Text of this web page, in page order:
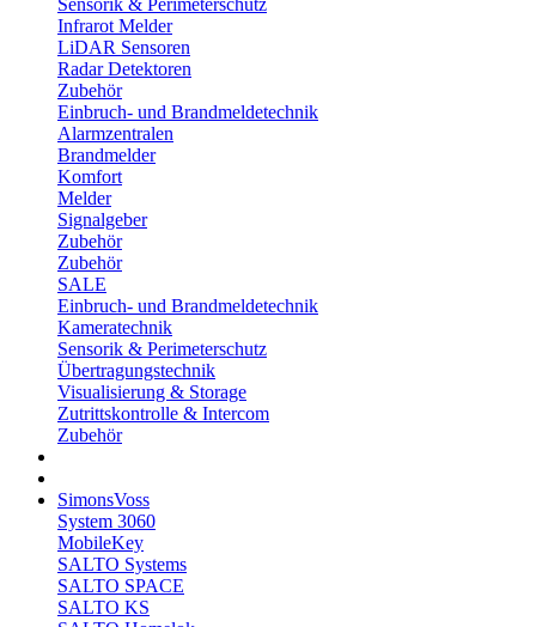
Infrarot Melder
LiDAR Sensoren
Radar Detektoren
Zubehör
Einbruch- und Brandmeldetechnik
Alarmzentralen
Brandmelder
Komfort
Melder
Signalgeber
Zubehör
Zubehör
SALE
Einbruch- und Brandmeldetechnik
Kameratechnik
Sensorik & Perimeterschutz
Übertragungstechnik
Visualisierung & Storage
Zutrittskontrolle & Intercom
Zubehör
SimonsVoss
System 3060
MobileKey
SALTO Systems
SALTO SPACE
SALTO KS